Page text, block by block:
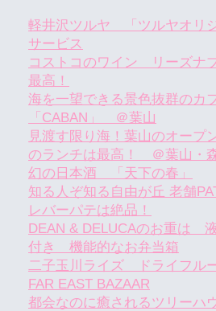
軽井沢ツルヤ 「ツルヤオリ
サービス
コストコのワイン リーズナ
最高！
海を一望できる景色抜群のカ
「CABAN」 ＠葉山
見渡す限り海！葉山のオープ
のランチは最高！ ＠葉山・
幻の日本酒 「天下の春」
知る人ぞ知る自由が丘 老舗
レバーパテは絶品！
DEAN & DELUCAのお重は
付き 機能的なお弁当箱
二子玉川ライズ ドライフル
FAR EAST BAZAAR
都会なのに癒されるツリーハ